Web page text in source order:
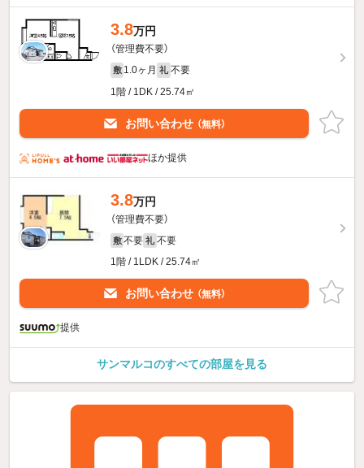
3.8万円
（管理費不要）
敷 1.0ヶ月 礼 不要
1階 / 1DK / 25.74㎡
お問い合わせ （無料）
ほか提供
3.8万円
（管理費不要）
敷 不要 礼 不要
1階 / 1LDK / 25.74㎡
お問い合わせ （無料）
提供
サンマルコのすべての部屋を見る